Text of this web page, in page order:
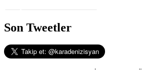
Son Tweetler